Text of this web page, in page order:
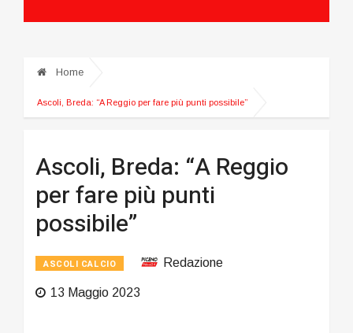
Home
Ascoli, Breda: “A Reggio per fare più punti possibile”
Ascoli, Breda: “A Reggio
per fare più punti
possibile”
ASCOLI CALCIO Redazione
13 Maggio 2023